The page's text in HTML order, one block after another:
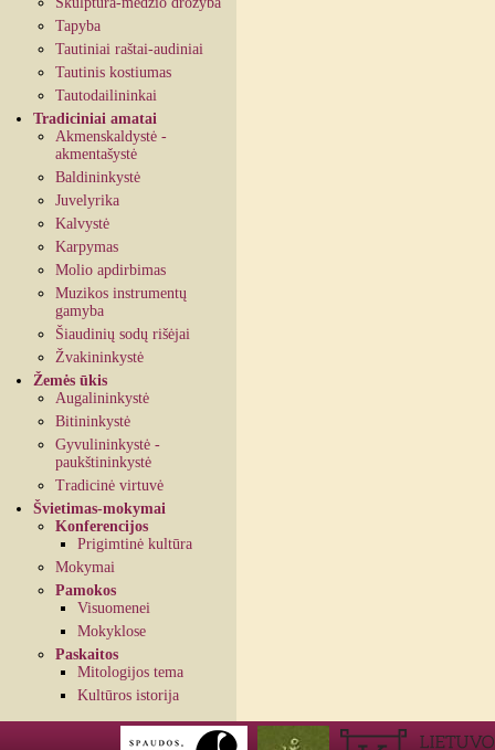
Tapyba
Tautiniai raštai-audiniai
Tautinis kostiumas
Tautodailininkai
Tradiciniai amatai
Akmenskaldystė -
akmentašystė
Baldininkystė
Juvelyrika
Kalvystė
Karpymas
Molio apdirbimas
Muzikos instrumentų
gamyba
Šiaudinių sodų rišėjai
Žvakininkystė
Žemės ūkis
Augalininkystė
Bitininkystė
Gyvulininkystė -
paukštininkystė
Tradicinė virtuvė
Švietimas-mokymai
Konferencijos
Prigimtinė kultūra
Mokymai
Pamokos
Visuomenei
Mokyklose
Paskaitos
Mitologijos tema
Kultūros istorija